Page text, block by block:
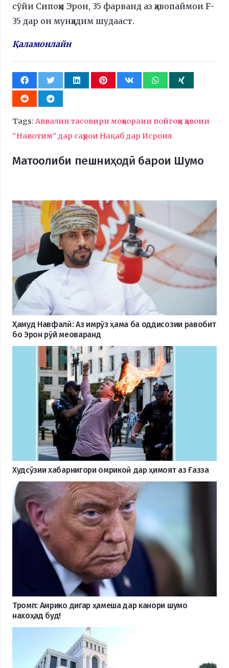
сӯйи Сипоҳи Эрон, 35 фарванд аз ҳавопаймои F-
35 дар он мунҳадим шудааст.
Қаламонлайн
Tags: Аввалин тасовири моҳвораии пойгоҳи ҳавоии
“Навотим” дар саҳрои Нақаб дар Исроил
Матоолиби пешниҳодӣ барои Шумо
Ҳамуд Навфалӣ: Аз имрӯз ҳама ба оддисозии равобит
бо Эрон рӯй меоваранд
Худсӯзии хабарнигори омрикоӣ дар ҳимоят аз Ғазза
Тромп: Амрико дигар ҳамеша дар канори шумо
нахоҳад буд!